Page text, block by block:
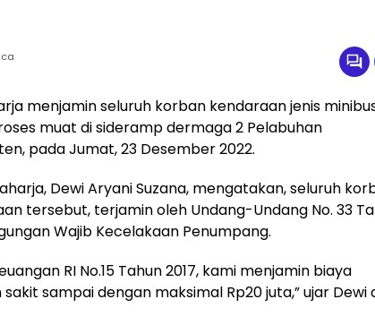
menjamin seluruh korban kendaraan jenis
muat di sideramp dermaga 2 Pelabuhan
pada Jumat, 23 Desember 2022.
Dewi Aryani Suzana, mengatakan, seluruh
tersebut, terjamin oleh Undang-Undang No. 33
Wajib Kecelakaan Penumpang.
RI No.15 Tahun 2017, kami menjamin biaya
sampai dengan maksimal Rp20 juta,” ujar Dewi